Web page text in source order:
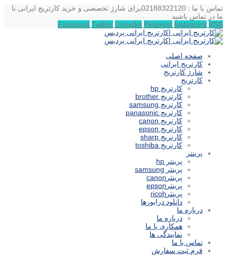
تماس با ما : 02188322120
برای شارژ تخصصی و خرید کارتریج ایرانی با
ما در تماس باشید
Facebook Twitter Linkedin Pinterest Instagram RSS
صفحه اصلی
کارتریج ایرانی
شارژ کارتریج
کارتریج
کارتریج hp
کارتریج brother
کارتریج samsung
کارتریج panasonic
کارتریج canon
کارتریج epson
کارتریج sharp
کارتریج toshiba
پرینتر
پرینتر hp
پرینتر samsung
پرینترcanon
پرینترepson
پرینترricoh
دانلود درایورها
درباره ما
درباره ما
همکاری با ما
نمایندگی ها
تماس با ما
فرم ثبت سفارش